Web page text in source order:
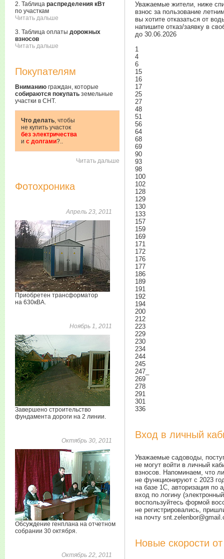
2. Таблица распределения кВт
по участкам
Читать дальше
3. Таблица оплаты дорожных
взносов
Читать дальше
Покупателям
Вниманию граждан, которые
собираются покупать земельные
участки в СНТ.
Что делать, чтобы
не купить участок
без электричества
и с долгами?..
Читать дальше
Фотохроника
Апрель 23, 2011
Приобретен трансформатор
на 630кВА.
Ноябрь 1, 2011
Завершено строительство
фундамента дороги на 2 линии.
Октябрь 30, 2011
Обсуждение генплана на отчетном
собрании 30 октября.
Октябрь 22, 2011
Уважаемые жители, ниже
взнос за пользование
вы хотите отказаться от
напишите отказ/заявку в
до 30.06.2026
1
4
6
15
16
17
25
27
48
51
56
64
68
69
90
93
98
100
102
128
129
130
133
157
159
169
171
172
176
177
186
189
191
192
194
200
212
223
229
230
234
244
245
247_
269
278
291
301
336
Вход в личный
Уважаемые садоводы,
не могут войти в личный
взносов. Напоминаем, что
не функционируют с 2023
на базе 1С, авторизация по
вход по логину
воспользуйтесь формой
не регистрировались,
на почту
Новые скорости